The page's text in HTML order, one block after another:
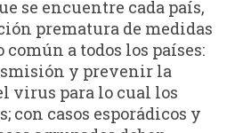
se encuentre cada país,
prematura de medidas
a todos los países:
y prevenir la
virus para lo cual los
con casos esporádicos y